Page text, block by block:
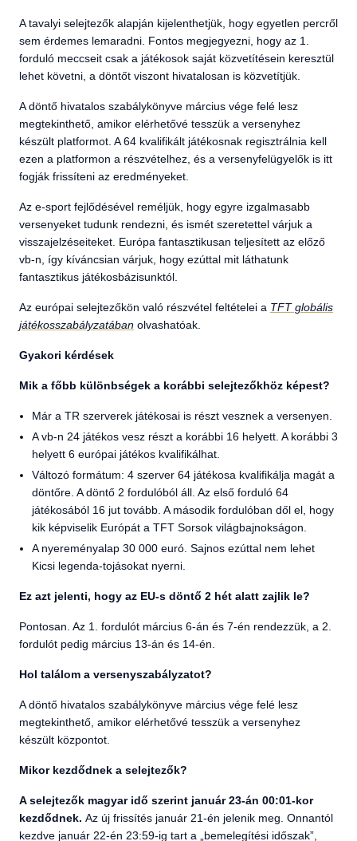
A tavalyi selejtezők alapján kijelenthetjük, hogy egyetlen percről
sem érdemes lemaradni. Fontos megjegyezni, hogy az 1.
forduló meccseit csak a játékosok saját közvetítésein keresztül
lehet követni, a döntőt viszont hivatalosan is közvetítjük.
A döntő hivatalos szabálykönyve március vége felé lesz
megtekinthető, amikor elérhetővé tesszük a versenyhez
készült platformot. A 64 kvalifikált játékosnak regisztrálnia kell
ezen a platformon a részvételhez, és a versenyfelügyelők is itt
fogják frissíteni az eredményeket.
Az e-sport fejlődésével reméljük, hogy egyre izgalmasabb
versenyeket tudunk rendezni, és ismét szeretettel várjuk a
visszajelzéseiteket. Európa fantasztikusan teljesített az előző
vb-n, így kíváncsian várjuk, hogy ezúttal mit láthatunk
fantasztikus játékosbázisunktól.
Az európai selejtezőkön való részvétel feltételei a TFT globális
játékosszabályzatában olvashatóak.
Gyakori kérdések
Mik a főbb különbségek a korábbi selejtezőkhöz képest?
Már a TR szerverek játékosai is részt vesznek a versenyen.
A vb-n 24 játékos vesz részt a korábbi 16 helyett. A korábbi 3
helyett 6 európai játékos kvalifikálhat.
Változó formátum: 4 szerver 64 játékosa kvalifikálja magát a
döntőre. A döntő 2 fordulóból áll. Az első forduló 64
játékosából 16 jut tovább. A második fordulóban dől el, hogy
kik képviselik Európát a TFT Sorsok világbajnokságon.
A nyereményalap 30 000 euró. Sajnos ezúttal nem lehet
Kicsi legenda-tojásokat nyerni.
Ez azt jelenti, hogy az EU-s döntő 2 hét alatt zajlik le?
Pontosan. Az 1. fordulót március 6-án és 7-én rendezzük, a 2.
fordulót pedig március 13-án és 14-én.
Hol találom a versenyszabályzatot?
A döntő hivatalos szabálykönyve március vége felé lesz
megtekinthető, amikor elérhetővé tesszük a versenyhez
készült központot.
Mikor kezdődnek a selejtezők?
A selejtezők magyar idő szerint január 23-án 00:01-kor
kezdődnek. Az új frissítés január 21-én jelenik meg. Onnantól
kezdve január 22-én 23:59-ig tart a „bemelegítési időszak”,